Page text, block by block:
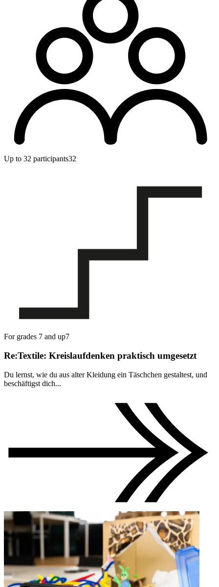
Up to 32 participants32
For grades 7 and up7
Re:Textile: Kreislaufdenken praktisch umgesetzt
Du lernst, wie du aus alter Kleidung ein Täschchen gestaltest, und
beschäftigst dich...